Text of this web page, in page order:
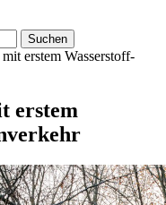
erstem Wasserstoff-
erstem